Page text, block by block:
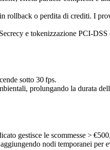
rollback o perdita di crediti. I
e tokenizzazione
sotto 30 fps.
prolungando la durata
gestisce le scommesse >
nodi temporanei per